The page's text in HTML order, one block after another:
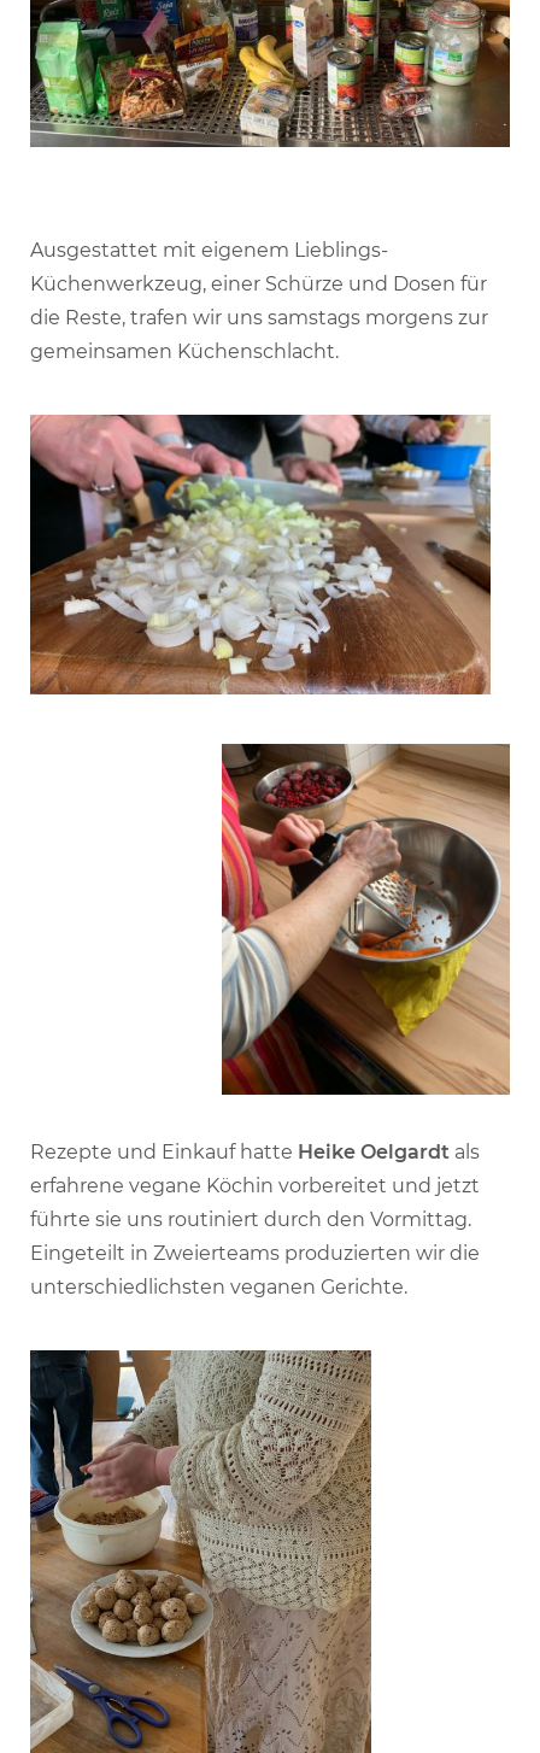
Ausgestattet mit eigenem Lieblings-
Küchenwerkzeug, einer Schürze und Dosen für
die Reste, trafen wir uns samstags morgens zur
gemeinsamen Küchenschlacht.
Rezepte und Einkauf hatte Heike Oelgardt als
erfahrene vegane Köchin vorbereitet und jetzt
führte sie uns routiniert durch den Vormittag.
Eingeteilt in Zweierteams produzierten wir die
unterschiedlichsten veganen Gerichte.